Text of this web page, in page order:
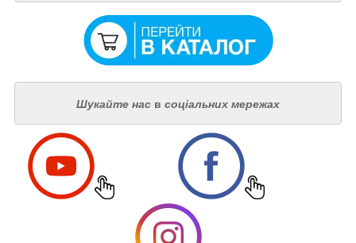
Шукайте нас в соціальних мережах